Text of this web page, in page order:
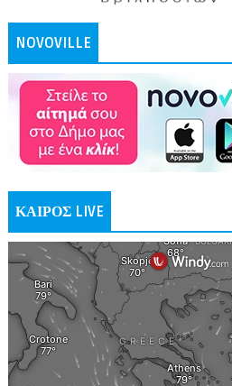
NOVOVILLE
ΚΑΙΡΟΣ LIVE